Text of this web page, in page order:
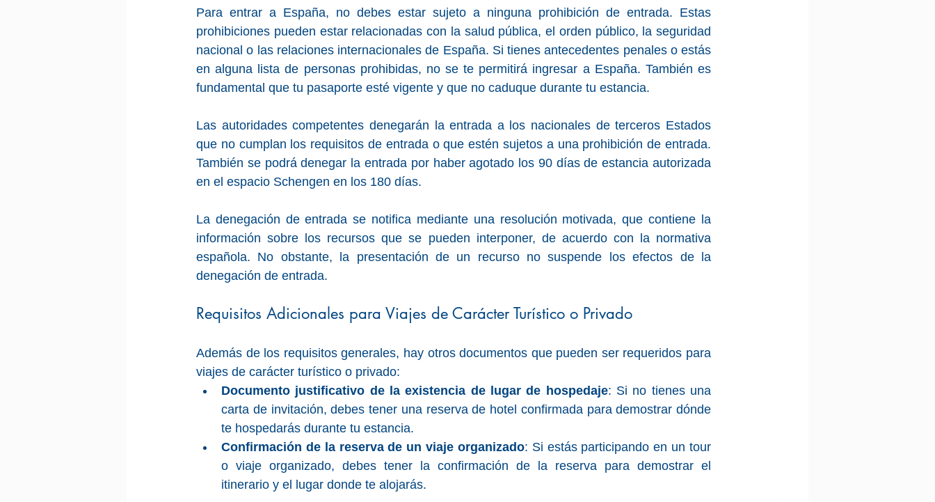
Para entrar a España, no debes estar sujeto a ninguna prohibición de entrada. Estas
prohibiciones pueden estar relacionadas con la salud pública, el orden público, la seguridad
nacional o las relaciones internacionales de España. Si tienes antecedentes penales o estás
en alguna lista de personas prohibidas, no se te permitirá ingresar a España. También es
fundamental que tu pasaporte esté vigente y que no caduque durante tu estancia.
Las autoridades competentes denegarán la entrada a los nacionales de terceros Estados
que no cumplan los requisitos de entrada o que estén sujetos a una prohibición de entrada.
También se podrá denegar la entrada por haber agotado los 90 días de estancia autorizada
en el espacio Schengen en los 180 días.
La denegación de entrada se notifica mediante una resolución motivada, que contiene la
información sobre los recursos que se pueden interponer, de acuerdo con la normativa
española. No obstante, la presentación de un recurso no suspende los efectos de la
denegación de entrada.
Requisitos Adicionales para Viajes de Carácter Turístico o Privado
Además de los requisitos generales, hay otros documentos que pueden ser requeridos para
viajes de carácter turístico o privado:
Documento justificativo de la existencia de lugar de hospedaje: Si no tienes una
carta de invitación, debes tener una reserva de hotel confirmada para demostrar dónde
te hospedarás durante tu estancia.
Confirmación de la reserva de un viaje organizado: Si estás participando en un tour
o viaje organizado, debes tener la confirmación de la reserva para demostrar el
itinerario y el lugar donde te alojarás.